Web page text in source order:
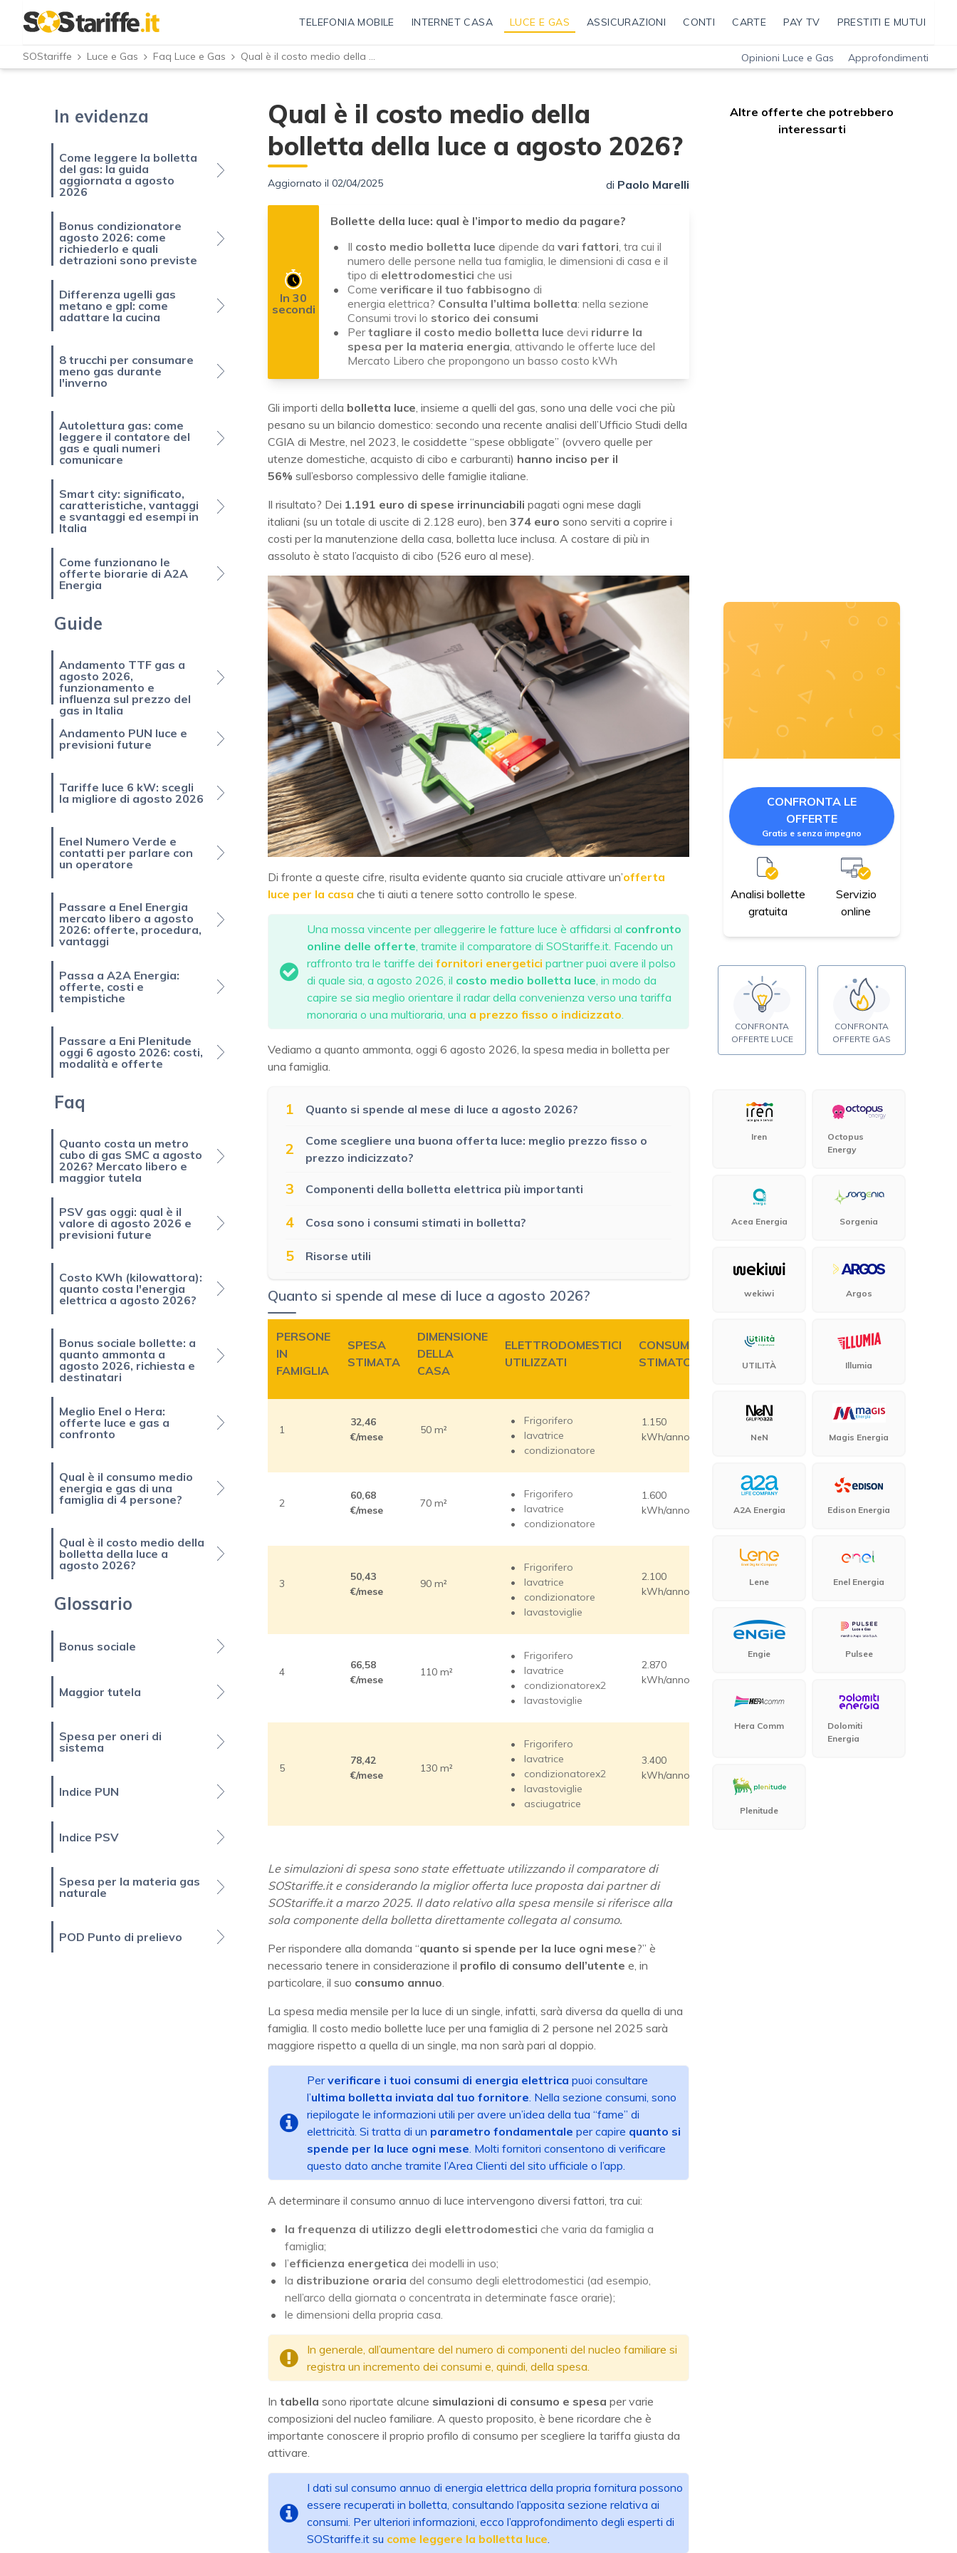
TELEFONIA MOBILE INTERNET CASA LUCE E GAS ASSICURAZIONI CONTI CARTE PAY TV PRESTITI E MUTUI
SOStariffe Luce e Gas Faq Luce e Gas Qual è il costo medio della bolletta della luce a agosto 2026? Opinioni Luce e Gas Approfondimenti
In evidenza
Come leggere la bolletta
del gas: la guida
aggiornata a agosto
2026
Bonus condizionatore
agosto 2026: come
richiederlo e quali
detrazioni sono previste
Differenza ugelli gas
metano e gpl: come
adattare la cucina
8 trucchi per consumare
meno gas durante
l'inverno
Autolettura gas: come
leggere il contatore del
gas e quali numeri
comunicare
Smart city: significato,
caratteristiche, vantaggi
e svantaggi ed esempi in
Italia
Come funzionano le
offerte biorarie di A2A
Energia
Guide
Andamento TTF gas a
agosto 2026,
funzionamento e
influenza sul prezzo del
gas in Italia
Andamento PUN luce e
previsioni future
Tariffe luce 6 kW: scegli
la migliore di agosto 2026
Enel Numero Verde e
contatti per parlare con
un operatore
Passare a Enel Energia
mercato libero a agosto
2026: offerte, procedura,
vantaggi
Passa a A2A Energia:
offerte, costi e
tempistiche
Passare a Eni Plenitude
oggi 6 agosto 2026: costi,
modalità e offerte
Faq
Quanto costa un metro
cubo di gas SMC a agosto
2026? Mercato libero e
maggior tutela
PSV gas oggi: qual è il
valore di agosto 2026 e
previsioni future
Costo KWh (kilowattora):
quanto costa l'energia
elettrica a agosto 2026?
Bonus sociale bollette: a
quanto ammonta a
agosto 2026, richiesta e
destinatari
Meglio Enel o Hera:
offerte luce e gas a
confronto
Qual è il consumo medio
energia e gas di una
famiglia di 4 persone?
Qual è il costo medio della
bolletta della luce a
agosto 2026?
Glossario
Bonus sociale
Maggior tutela
Spesa per oneri di
sistema
Indice PUN
Indice PSV
Spesa per la materia gas
naturale
POD Punto di prelievo
Qual è il costo medio della
bolletta della luce a agosto 2026?
Aggiornato il 02/04/2025 di Paolo Marelli
In 30
secondi
Bollette della luce: qual è l’importo medio da pagare?
Il costo medio bolletta luce dipende da vari fattori, tra cui il
numero delle persone nella tua famiglia, le dimensioni di casa e il
tipo di elettrodomestici che usi
Come verificare il tuo fabbisogno di
energia elettrica? Consulta l’ultima bolletta: nella sezione
Consumi trovi lo storico dei consumi
Pertagliare il costo medio bolletta luce devi ridurre la
spesa per la materia energia, attivando le offerte luce del
Mercato Libero che propongono un basso costo kWh
Gli importi della bolletta luce, insieme a quelli del gas, sono una delle voci che più
pesano su un bilancio domestico: secondo una recente analisi dell’Ufficio Studi della
CGIA di Mestre, nel 2023, le cosiddette “spese obbligate” (ovvero quelle per
utenze domestiche, acquisto di cibo e carburanti) hanno inciso per il
56% sull’esborso complessivo delle famiglie italiane.
Il risultato? Dei 1.191 euro di spese irrinunciabili pagati ogni mese dagli
italiani (su un totale di uscite di 2.128 euro), ben 374 euro sono serviti a coprire i
costi per la manutenzione della casa, bolletta luce inclusa. A costare di più in
assoluto è stato l’acquisto di cibo (526 euro al mese).
Di fronte a queste cifre, risulta evidente quanto sia cruciale attivare un’offerta
luce per la casa che ti aiuti a tenere sotto controllo le spese.
Una mossa vincente per alleggerire le fatture luce è affidarsi al confronto
online delle offerte, tramite il comparatore di SOStariffe.it. Facendo un
raffronto tra le tariffe dei fornitori energetici partner puoi avere il polso
di quale sia, a agosto 2026, il costo medio bolletta luce, in modo da
capire se sia meglio orientare il radar della convenienza verso una tariffa
monoraria o una multioraria, una a prezzo fisso o indicizzato.
Vediamo a quanto ammonta, oggi 6 agosto 2026, la spesa media in bolletta per
una famiglia.
1 Quanto si spende al mese di luce a agosto 2026?
2
Come scegliere una buona offerta luce: meglio prezzo fisso o
prezzo indicizzato?
3 Componenti della bolletta elettrica più importanti
4 Cosa sono i consumi stimati in bolletta?
5 Risorse utili
Quanto si spende al mese di luce a agosto 2026?
PERSONE
IN
FAMIGLIA
SPESA
STIMATA
DIMENSIONE
DELLA
CASA
ELETTRODOMESTICI
UTILIZZATI
CONSUMO
STIMATO
1
32,46
€/mese
50 m²
Frigorifero
lavatrice
condizionatore
1.150
kWh/anno
2
60,68
€/mese
70 m²
Frigorifero
lavatrice
condizionatore
1.600
kWh/anno
3
50,43
€/mese
90 m²
Frigorifero
lavatrice
condizionatore
lavastoviglie
2.100
kWh/anno
4
66,58
€/mese
110 m²
Frigorifero
lavatrice
condizionatorex2
lavastoviglie
2.870
kWh/anno
5
78,42
€/mese
130 m²
Frigorifero
lavatrice
condizionatorex2
lavastoviglie
asciugatrice
3.400
kWh/anno
Le simulazioni di spesa sono state effettuate utilizzando il comparatore di
SOStariffe.it e considerando la miglior offerta luce proposta dai partner di
SOStariffe.it a marzo 2025. Il dato relativo alla spesa mensile si riferisce alla
sola componente della bolletta direttamente collegata al consumo.
Per rispondere alla domanda “quanto si spende per la luce ogni mese?” è
necessario tenere in considerazione il profilo di consumo dell’utente e, in
particolare, il suo consumo annuo.
La spesa media mensile per la luce di un single, infatti, sarà diversa da quella di una
famiglia. Il costo medio bollette luce per una famiglia di 2 persone nel 2025 sarà
maggiore rispetto a quella di un single, ma non sarà pari al doppio.
Perverificare i tuoi consumi di energia elettrica puoi consultare
l’ultima bolletta inviata dal tuo fornitore. Nella sezione consumi, sono
riepilogate le informazioni utili per avere un’idea della tua “fame” di
elettricità. Si tratta di un parametro fondamentale per capire quanto si
spende per la luce ogni mese. Molti fornitori consentono di verificare
questo dato anche tramite l’Area Clienti del sito ufficiale o l’app.
A determinare il consumo annuo di luce intervengono diversi fattori, tra cui:
la frequenza di utilizzo degli elettrodomestici che varia da famiglia a
famiglia;
l’efficienza energetica dei modelli in uso;
la distribuzione oraria del consumo degli elettrodomestici (ad esempio,
nell’arco della giornata o concentrata in determinate fasce orarie);
le dimensioni della propria casa.
In generale, all’aumentare del numero di componenti del nucleo familiare si
registra un incremento dei consumi e, quindi, della spesa.
In tabella sono riportate alcune simulazioni di consumo e spesa per varie
composizioni del nucleo familiare. A questo proposito, è bene ricordare che è
importante conoscere il proprio profilo di consumo per scegliere la tariffa giusta da
attivare.
I dati sul consumo annuo di energia elettrica della propria fornitura possono
essere recuperati in bolletta, consultando l’apposita sezione relativa ai
consumi. Per ulteriori informazioni, ecco l’approfondimento degli esperti di
SOStariffe.it su come leggere la bolletta luce.
Altre offerte che potrebbero
interessarti
CONFRONTA LE
OFFERTE
Gratis e senza impegno
Analisi bollette
gratuita
Servizio
online
CONFRONTA
OFFERTE LUCE
CONFRONTA
OFFERTE GAS
Iren
Octopus
Energy
Acea Energia Sorgenia
wekiwi Argos
UTILITÀ Illumia
NeN Magis Energia
A2A Energia Edison Energia
Lene Enel Energia
Engie Pulsee
Hera Comm
Dolomiti
Energia
Plenitude